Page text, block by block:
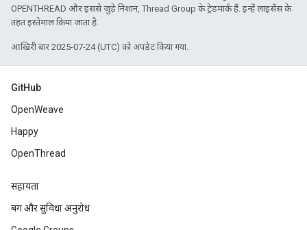
OPENTHREAD और इससे जुड़े निशान, Thread Group के ट्रेडमार्क हैं. इन्हें लाइसेंस के
तहत इस्तेमाल किया जाता है.
आखिरी बार 2025-07-24 (UTC) को अपडेट किया गया.
GitHub
OpenWeave
Happy
OpenThread
सहायता
बग और सुविधा अनुरोध